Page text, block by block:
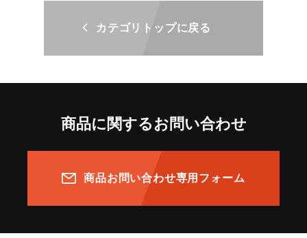
カテゴリトップに戻る
商品に関するお問い合わせ
商品お問い合わせ専用フォーム